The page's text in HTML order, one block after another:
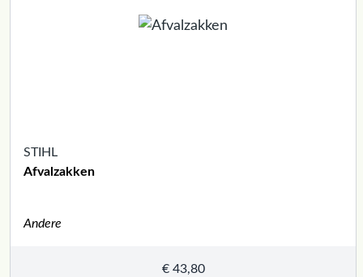
STIHL
Afvalzakken
Andere
€43,80